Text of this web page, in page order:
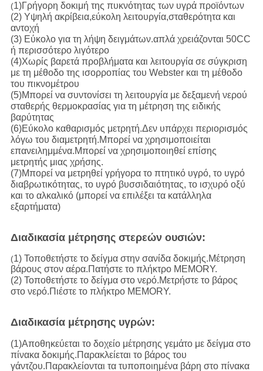
(1)Γρήγορη δοκιμή της πυκνότητας των υγρά προϊόντων
(2) Υψηλή ακρίβεια,εύκολη λειτουργία,σταθερότητα και
αντοχή
(3) Εύκολο για τη λήψη δειγμάτων.απλά χρειάζονται 50CC
ή περισσότερο λιγότερο
(4)Χωρίς βαρετά προβλήματα και λειτουργία σε σύγκριση
με τη μέθοδο της ισορροπίας του Webster και τη μέθοδο
του πικνομέτρου
(5)Μπορεί να συντονίσει τη λειτουργία με δεξαμενή νερού
σταθερής θερμοκρασίας για τη μέτρηση της ειδικής
βαρύτητας
(6)Εύκολο καθαρισμός μετρητή.Δεν υπάρχει περιορισμός
λόγω του διαμετρητή.Μπορεί να χρησιμοποιείται
επανειλημμένα.Μπορεί να χρησιμοποιηθεί επίσης
μετρητής μιας χρήσης.
(7)Μπορεί να μετρηθεί γρήγορα το πτητικό υγρό, το υγρό
διαβρωτικότητας, το υγρό βυσσιδαιότητας, το ισχυρό οξύ
και το αλκαλικό (μπορεί να επιλέξει τα κατάλληλα
εξαρτήματα)
Διαδικασία μέτρησης στερεών ουσιών:
(1) Τοποθετήστε το δείγμα στην σανίδα δοκιμής.Μέτρηση
βάρους στον αέρα.Πατήστε το πλήκτρο MEMORY.
(2) Τοποθετήστε το δείγμα στο νερό.Μετρήστε το βάρος
στο νερό.Πιέστε το πλήκτρο MEMORY.
Διαδικασία μέτρησης υγρών:
(1)Αποθηκεύεται το δοχείο μέτρησης γεμάτο με δείγμα στο
πίνακα δοκιμής.Παρακλείεται το βάρος του
γάντζου.Παρακλείονται τα τυποποιημένα βάρη στο πίνακα